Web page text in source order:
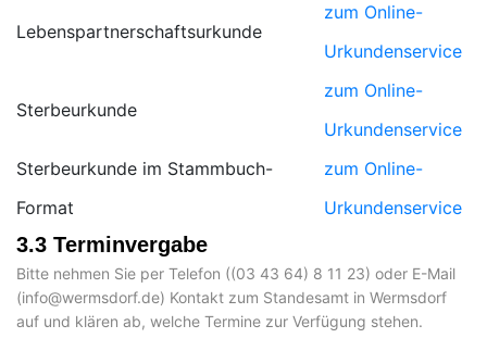
Lebenspartnerschaftsurkunde
zum Online-
Urkundenservice
Sterbeurkunde
zum Online-
Urkundenservice
Sterbeurkunde im Stammbuch-
Format
zum Online-
Urkundenservice
3.3 Terminvergabe
Bitte nehmen Sie per Telefon (
) oder E-Mail
(
) Kontakt zum Standesamt in Wermsdorf
auf und klären ab, welche Termine zur Verfügung stehen.